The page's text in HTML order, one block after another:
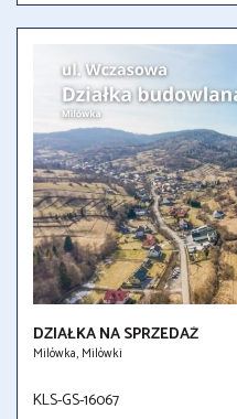
DZIAŁKA NA SPRZEDAŻ
Milówka, Milówki
KLS-GS-16067